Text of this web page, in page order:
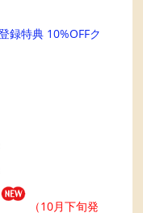
録特典 10%OFFク
（10月下旬発